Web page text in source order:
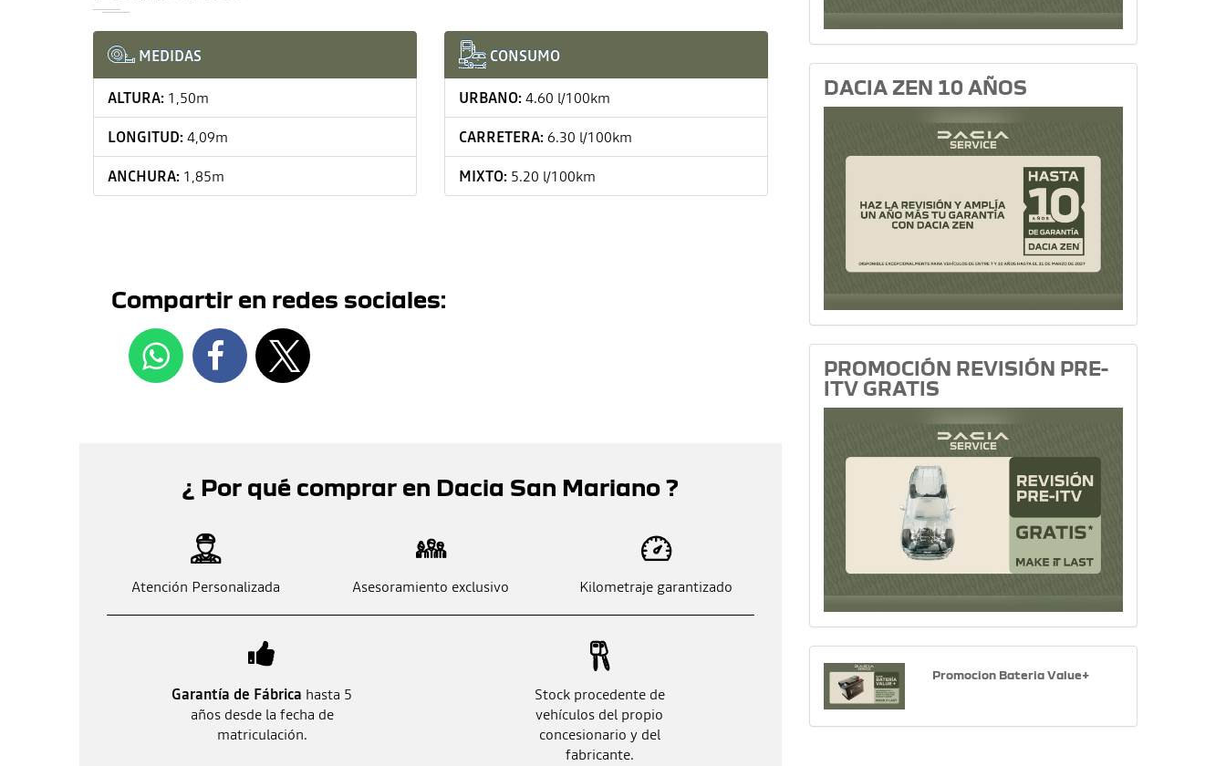
MEDIDAS
ALTURA: 1,50m
LONGITUD:4,09m
ANCHURA: 1,85m
CONSUMO
URBANO:4.60 l/100km
CARRETERA:6.30 l/100km
MIXTO: 5.20 l/100km
Compartir en redes sociales:
¿ Por qué comprar en Dacia San Mariano ?
Atención Personalizada Asesoramiento exclusivo Kilometraje garantizado
Garantía de Fábrica hasta 5
años desde la fecha de
matriculación.
Stock procedente de
vehículos del propio
concesionario y del
fabricante.
DACIA ZEN 10 AÑOS
PROMOCIÓN REVISIÓN PRE-
ITV GRATIS
Promocion Bateria Value+